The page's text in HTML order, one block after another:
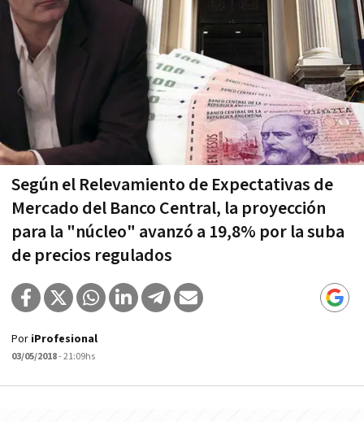
Según el Relevamiento de Expectativas de
Mercado del Banco Central, la proyección
para la "núcleo" avanzó a 19,8% por la suba
de precios regulados
Por iProfesional
03/05/2018- 21:09hs